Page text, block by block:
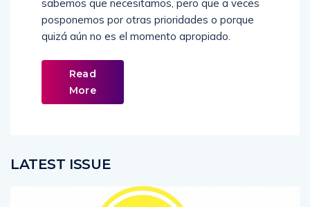
sabemos que necesitamos, pero que a veces
posponemos por otras prioridades o porque
quizá aún no es el momento apropiado.
Read
More
LATEST ISSUE